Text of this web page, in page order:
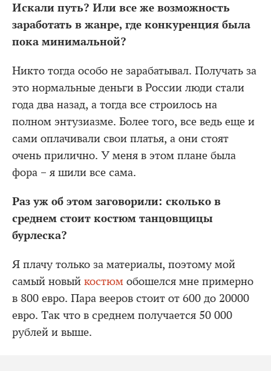
Искали путь? Или все же возможность
заработать в жанре, где конкуренция была
пока минимальной?
Никто тогда особо не зарабатывал. Получать за
это нормальные деньги в России люди стали
года два назад, а тогда все строилось на
полном энтузиазме. Более того, все ведь еще и
сами оплачивали свои платья, а они стоят
очень прилично. У меня в этом плане была
фора – я шили все сама.
Раз уж об этом заговорили: сколько в
среднем стоит костюм танцовщицы
бурлеска?
Я плачу только за материалы, поэтому мой
самый новый костюм обошелся мне примерно
в 800 евро. Пара вееров стоит от 600 до 20000
евро. Так что в среднем получается 50 000
рублей и выше.